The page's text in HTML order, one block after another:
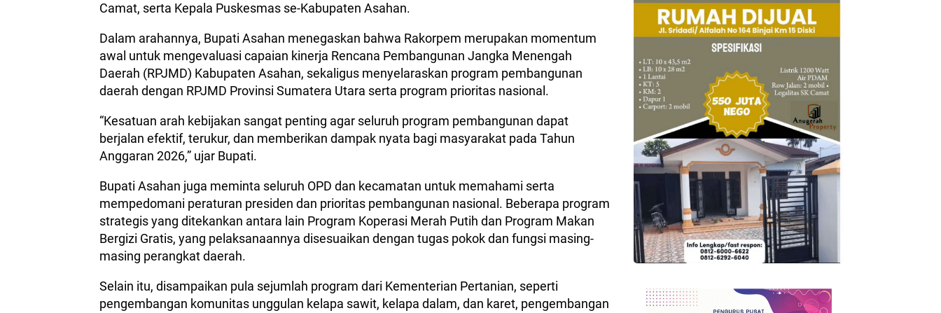
Camat, serta Kepala Puskesmas se-Kabupaten Asahan.
Dalam arahannya, Bupati Asahan menegaskan bahwa Rakorpem merupakan momentum
awal untuk mengevaluasi capaian kinerja Rencana Pembangunan Jangka Menengah
Daerah (RPJMD) Kabupaten Asahan, sekaligus menyelaraskan program pembangunan
daerah dengan RPJMD Provinsi Sumatera Utara serta program prioritas nasional.
“Kesatuan arah kebijakan sangat penting agar seluruh program pembangunan dapat
berjalan efektif, terukur, dan memberikan dampak nyata bagi masyarakat pada Tahun
Anggaran 2026,” ujar Bupati.
Bupati Asahan juga meminta seluruh OPD dan kecamatan untuk memahami serta
mempedomani peraturan presiden dan prioritas pembangunan nasional. Beberapa program
strategis yang ditekankan antara lain Program Koperasi Merah Putih dan Program Makan
Bergizi Gratis, yang pelaksanaannya disesuaikan dengan tugas pokok dan fungsi masing-
masing perangkat daerah.
Selain itu, disampaikan pula sejumlah program dari Kementerian Pertanian, seperti
pengembangan komunitas unggulan kelapa sawit, kelapa dalam, dan karet, pengembangan